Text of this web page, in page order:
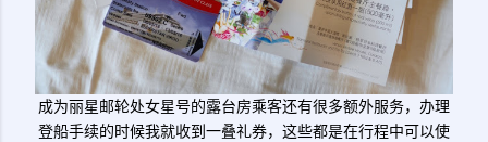
成为丽星邮轮处女星号的露台房乘客还有很多额外服务，办理
登船手续的时候我就收到一叠礼券，这些都是在行程中可以使